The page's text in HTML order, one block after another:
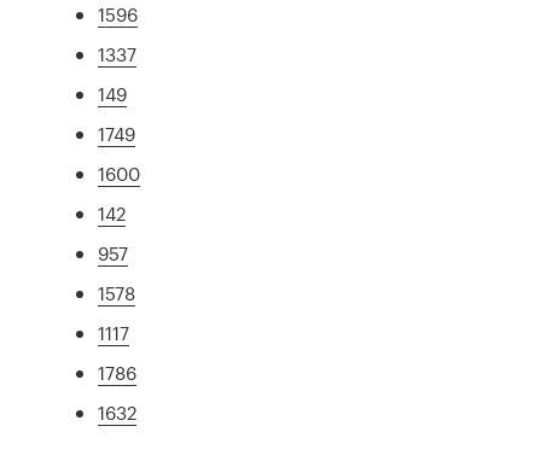
1596
1337
149
1749
1600
142
957
1578
1117
1786
1632